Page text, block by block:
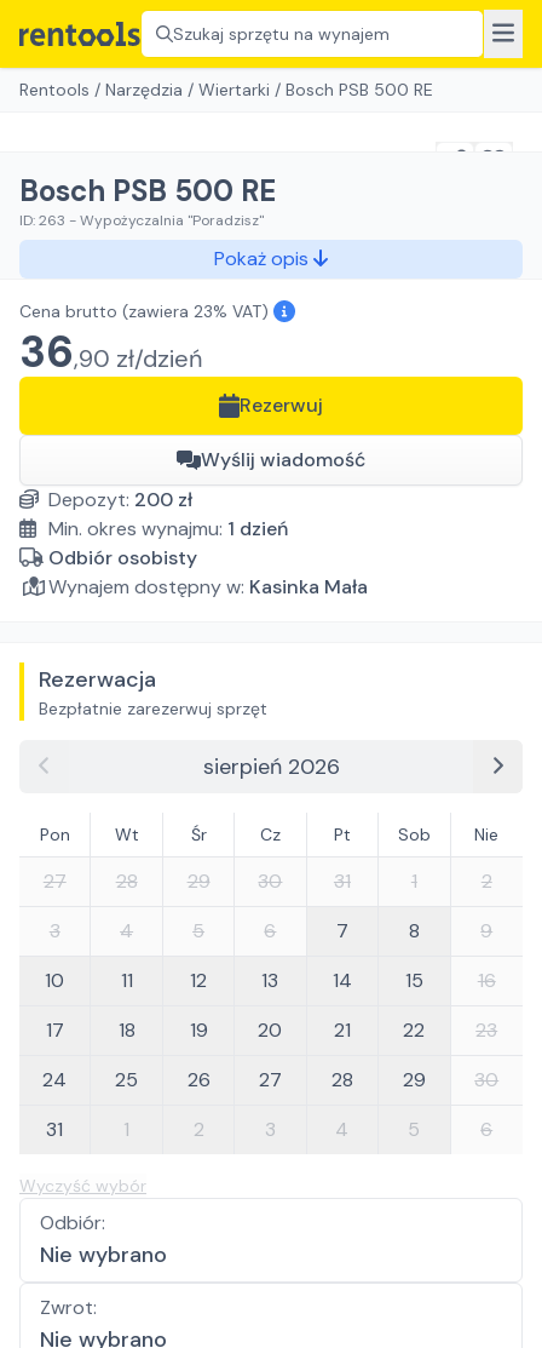
Szukaj sprzętu na wynajem
Rentools / Narzędzia / Wiertarki / Bosch PSB 500 RE
Bosch PSB 500 RE
ID:263 -Wypożyczalnia "Poradzisz"
Pokaż opis
Cena brutto (zawiera 23% VAT)
36,90 zł/dzień
Rezerwuj
Wyślij wiadomość
Depozyt: 200 zł
Min. okres wynajmu: 1 dzień
Odbiór osobisty
Wynajem dostępny w: Kasinka Mała
Rezerwacja
Bezpłatnie zarezerwuj sprzęt
sierpień 2026
Pon Wt Śr Cz Pt Sob Nie
27 28 29 30 31 1
2
3
4 5 6 7 8
9
10
11 12 13 14 15
16
17
18 19 20 21 22
23
24
25 26 27 28 29
30
31
1 2 3 4 5 6
Wyczyść wybór
Odbiór:
Nie wybrano
Zwrot:
Nie wybrano